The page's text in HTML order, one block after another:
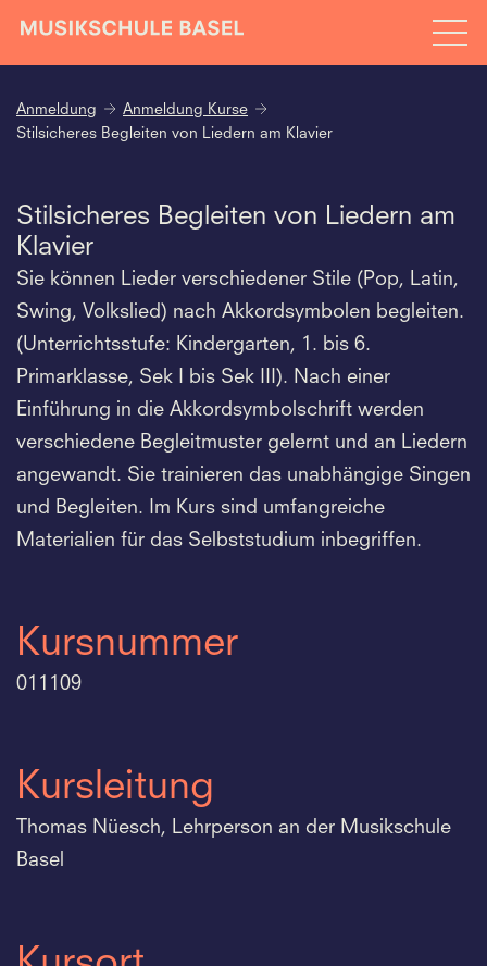
Anmeldung
Anmeldung Kurse
Stilsicheres Begleiten von Liedern am Klavier
Stilsicheres Begleiten von Liedern am
Klavier
Sie können Lieder verschiedener Stile (Pop, Latin,
Swing, Volkslied) nach Akkordsymbolen begleiten.
(Unterrichtsstufe: Kindergarten, 1. bis 6.
Primarklasse, Sek I bis Sek III). Nach einer
Einführung in die Akkordsymbolschrift werden
verschiedene Begleitmuster gelernt und an Liedern
angewandt. Sie trainieren das unabhängige Singen
und Begleiten. Im Kurs sind umfangreiche
Materialien für das Selbststudium inbegriffen.
Kursnummer
011109
Kursleitung
Thomas Nüesch, Lehrperson an der Musikschule
Basel